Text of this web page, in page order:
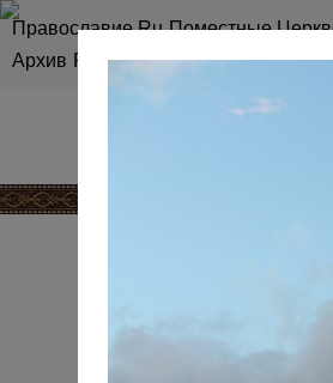
Православие.Ru Поместные
Архив RSS Карта сайта